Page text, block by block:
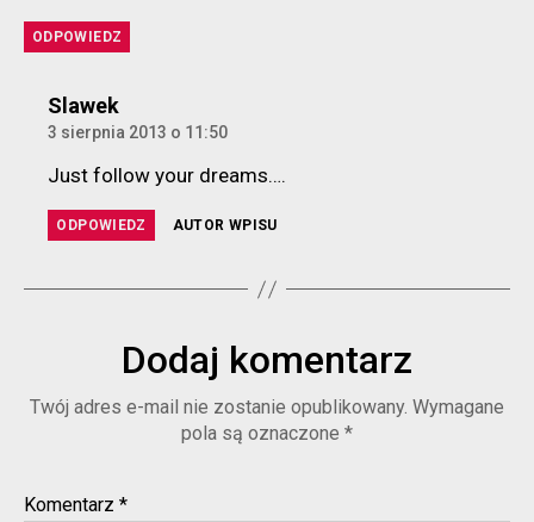
ODPOWIEDZ
Slawekkomentarz:
3 sierpnia 2013 o 11:50
Just follow your dreams….
ODPOWIEDZ AUTOR WPISU
Dodaj komentarz
Twój adres e-mail nie zostanie opublikowany. Wymagane
pola są oznaczone *
Komentarz *